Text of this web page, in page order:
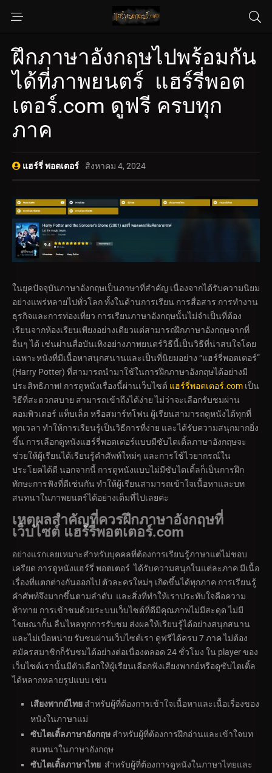
ฝึกภาษาอังกฤษไปพร้อมกัน
ได้ที่ภาพยนตร์ แฮร์รี่พอต
เตอร์.com ดูฟรี ครบทุก
ภาค
แฮร์รี่ พอตเตอร์ สิงหาคม 4, 2024
ในยุคปัจจุบันภาษาอังกฤษเป็นภาษาที่สำคัญ เนื่องจากได้รับความนิยม
อย่างแพร่หลายไปทั่วโลก ทั้งในด้านการเรียน การสื่อสาร การทำงาน
ธุรกิจและการท่องเที่ยว การเรียนภาษาอังกฤษนั้นไม่จำเป็นที่ต้อง
เรียนจากห้องเรียนเพียงอย่างเดียวแต่สามารถฝึกภาษาอังกฤษจากที่
อื่นๆ ได้ เช่นผ่านสื่อบันเทิงอย่างภาพยนตร์วิธีนี้เป็นวิธีที่น่าสนใจโดย
เฉพาะหนังที่มีเนื้อหาสนุกสนานและเป็นที่นิยมอย่าง “แฮร์รี่พอตเตอร์”
(Harry Potter) ที่สามารถนำมาใช้ในการฝึกภาษาอังกฤษได้อย่างมี
ประสิทธิภาพ! การดูหนังเรื่องนี้ผ่านเว็บไซต์ แฮร์รี่พอตเตอร์.com เป็น
วิธีที่สะดวกสบาย สามารถเข้าถึงได้ง่าย ไม่ว่าจะเลือกรับชมผ่าน
คอมพิวเตอร์ แท็บเล็ต หรือสมาร์ทโฟน ผู้เรียนสามารถดูหนังได้ทุกที่
ทุกเวลา ทำให้การเรียนรู้เป็นวิธีการที่ง่าย และได้รับความสนุกมากยิ่ง
ขึ้น การเลือกดูหนังแฮร์รี่พอตเตอร์แบบมีซับไตเติ้ลภาษาอังกฤษจะ
ช่วยให้ผู้เรียนได้เรียนรู้คำศัพท์ใหม่ๆ และการใช้ไวยากรณ์ใน
ประโยคได้ดี นอกจากนี้ การดูหนังแบบไม่มีซับไตเติ้ลก็เป็นการฝึก
ทักษะการฟังที่ดีเช่นกัน ทำให้ผู้เรียนสามารถเข้าใจเนื้อหาและบท
สนทนาในภาพยนตร์ได้อย่างเต็มที่ไปเลยค่ะ
เหตุผลสำคัญที่ควรฝึกภาษาอังกฤษที่
เว็บไซต์ แฮร์รี่พอตเตอร์.com
อย่างแรกเลยเหมาะสำหรับบุคคลที่ต้องการเรียนรู้ภาษาแต่ไม่ชอบ
เครียด การดูหนังแฮร์รี่ พอตเตอร์ ได้รับความสนุกในแต่ละภาค มีเนื้อ
เรื่องที่แตกต่างกันออกไป ตัวละครใหม่ๆ เกิดขึ้นได้ทุกภาค การเรียนรู้
คำศัพท์จึงมากขึ้นตามลำดับ และสิ่งที่ทำให้เราประทับใจคือความ
ท้าทาย การเข้าชมด้วยระบบเว็บไซต์ที่ดีมีคุณภาพไม่มีสะดุด ไม่มี
โฆษณากั้น ลื่นไหลทุกการรับชม ส่งผลให้เรียนรู้ได้อย่างสนุกสนาน
และไม่เบื่อหน่าย รับชมผ่านเว็บไซต์เรา ดูฟรีได้ครบ 7 ภาค ไม่ต้อง
สมัครสมาชิกก็รับชมได้อย่างต่อเนื่องตลอด 24 ชั่วโมง ใน player ของ
เว็บไซต์เรานั้นมีตัวเลือกให้ผู้เรียนเลือกฟังเสียงพากย์หรือดูซับไตเติ้ล
ได้หลากหลายรูปแบบ เช่น
เสียงพากย์ไทย สำหรับผู้ที่ต้องการเข้าใจเนื้อหาและเนื้อเรื่องของ
หนังในภาษาแม่
ซับไตเติ้ลภาษาอังกฤษ สำหรับผู้ที่ต้องการฝึกอ่านและเข้าใจบท
สนทนาในภาษาอังกฤษ
ซับไตเติ้ลภาษาไทย สำหรับผู้ที่ต้องการดูหนังในภาษาไทยและ